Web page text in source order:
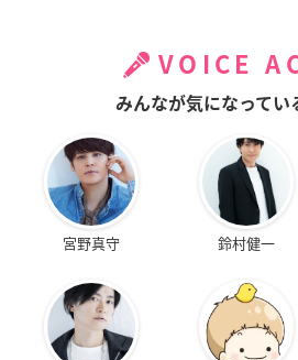
VOICE
みんなが気になってい
宮野真守 鈴村健一